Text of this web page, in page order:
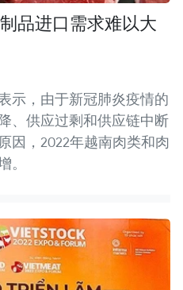
品进口需求难以大
示，由于新冠肺炎疫情的
、供应过剩和供应链中断
因，2022年越南肉类和肉
。